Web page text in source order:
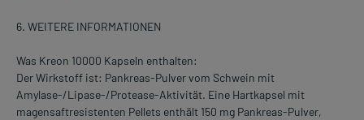
6. WEITERE INFORMATIONEN
Was Kreon 10000 Kapseln enthalten:
Der Wirkstoff ist: Pankreas-Pulver vom Schwein mit
Amylase-/Lipase-/Protease-Aktivität. Eine Hartkapsel mit
magensaftresistenten Pellets enthält 150 mg Pankreas-Pulver,